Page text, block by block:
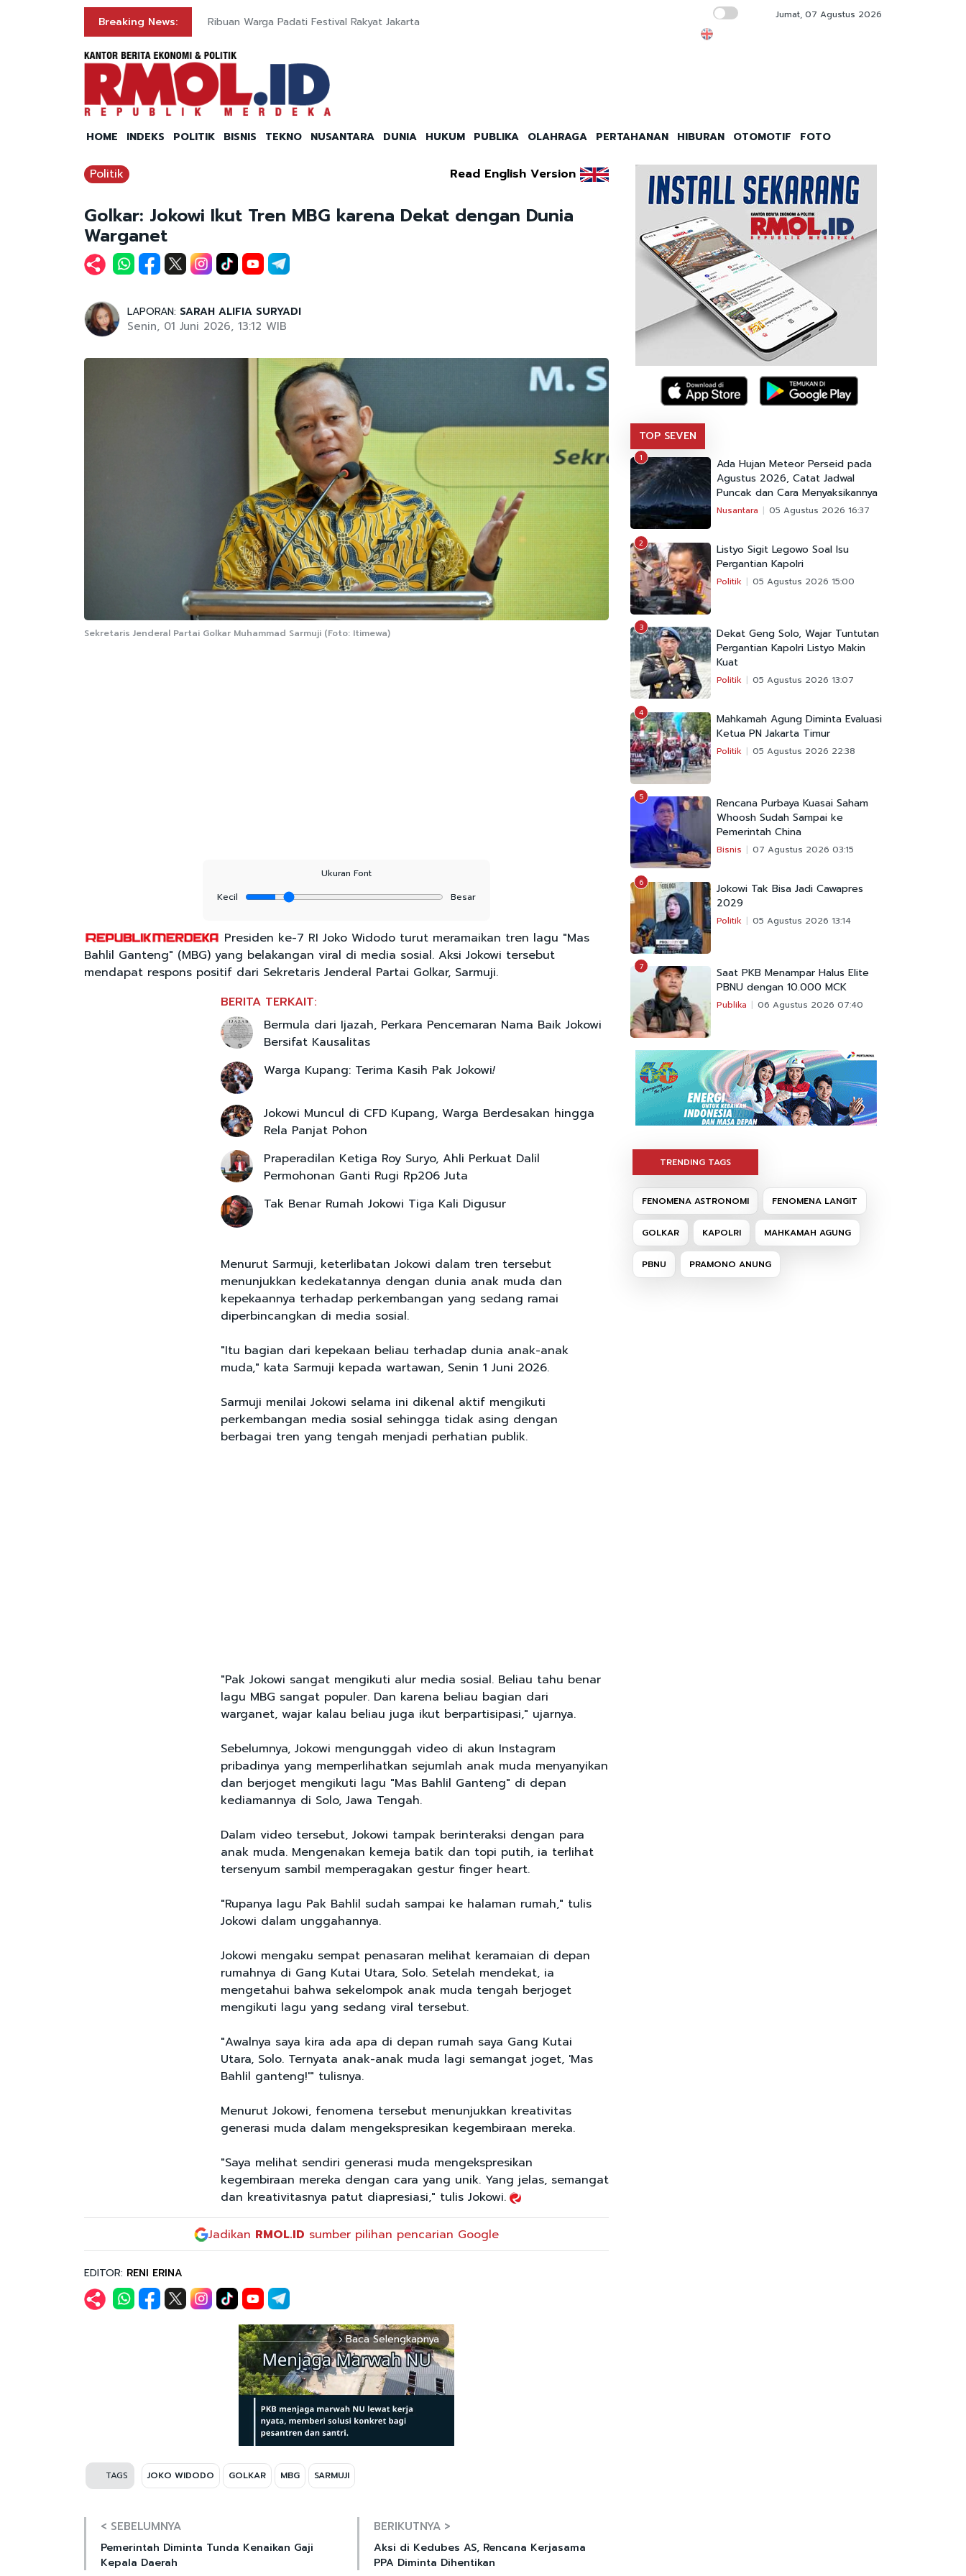
Breaking News: Ribuan Warga Padati Festival Rakyat Jakarta Kontraktor Minta Pemerintah Beri
Jumat, 07 Agustus 2026
HOME INDEKS POLITIK BISNIS TEKNO NUSANTARA DUNIA HUKUM PUBLIKA OLAHRAGA PERTAHANAN HIBURAN OTOMOTIF FOTO
Politik Read English Version
Golkar: Jokowi Ikut Tren MBG karena Dekat dengan Dunia
Warganet
LAPORAN: SARAH ALIFIA SURYADI
Senin, 01 Juni 2026, 13:12 WIB
Sekretaris Jenderal Partai Golkar Muhammad Sarmuji (Foto: Itimewa)
Ukuran Font
Kecil
Besar
Presiden ke-7 RI Joko Widodo turut meramaikan tren lagu "Mas
Bahlil Ganteng" (MBG) yang belakangan viral di media sosial. Aksi Jokowi tersebut
mendapat respons positif dari Sekretaris Jenderal Partai Golkar, Sarmuji.
BERITA TERKAIT:
Bermula dari Ijazah, Perkara Pencemaran Nama Baik Jokowi
Bersifat Kausalitas
Warga Kupang: Terima Kasih Pak Jokowi!
Jokowi Muncul di CFD Kupang, Warga Berdesakan hingga
Rela Panjat Pohon
Praperadilan Ketiga Roy Suryo, Ahli Perkuat Dalil
Permohonan Ganti Rugi Rp206 Juta
Tak Benar Rumah Jokowi Tiga Kali Digusur
Menurut Sarmuji, keterlibatan Jokowi dalam tren tersebut
menunjukkan kedekatannya dengan dunia anak muda dan
kepekaannya terhadap perkembangan yang sedang ramai
diperbincangkan di media sosial.
"Itu bagian dari kepekaan beliau terhadap dunia anak-anak
muda," kata Sarmuji kepada wartawan, Senin 1 Juni 2026.
Sarmuji menilai Jokowi selama ini dikenal aktif mengikuti
perkembangan media sosial sehingga tidak asing dengan
berbagai tren yang tengah menjadi perhatian publik.
"Pak Jokowi sangat mengikuti alur media sosial. Beliau tahu benar
lagu MBG sangat populer. Dan karena beliau bagian dari
warganet, wajar kalau beliau juga ikut berpartisipasi," ujarnya.
Sebelumnya, Jokowi mengunggah video di akun Instagram
pribadinya yang memperlihatkan sejumlah anak muda menyanyikan
dan berjoget mengikuti lagu "Mas Bahlil Ganteng" di depan
kediamannya di Solo, Jawa Tengah.
Dalam video tersebut, Jokowi tampak berinteraksi dengan para
anak muda. Mengenakan kemeja batik dan topi putih, ia terlihat
tersenyum sambil memperagakan gestur finger heart.
"Rupanya lagu Pak Bahlil sudah sampai ke halaman rumah," tulis
Jokowi dalam unggahannya.
Jokowi mengaku sempat penasaran melihat keramaian di depan
rumahnya di Gang Kutai Utara, Solo. Setelah mendekat, ia
mengetahui bahwa sekelompok anak muda tengah berjoget
mengikuti lagu yang sedang viral tersebut.
"Awalnya saya kira ada apa di depan rumah saya Gang Kutai
Utara, Solo. Ternyata anak-anak muda lagi semangat joget, 'Mas
Bahlil ganteng!'" tulisnya.
Menurut Jokowi, fenomena tersebut menunjukkan kreativitas
generasi muda dalam mengekspresikan kegembiraan mereka.
"Saya melihat sendiri generasi muda mengekspresikan
kegembiraan mereka dengan cara yang unik. Yang jelas, semangat
dan kreativitasnya patut diapresiasi," tulis Jokowi.
Jadikan RMOL.ID sumber pilihan pencarian Google
EDITOR: RENI ERINA
arrow_forward_ios Baca Selengkapnya
TAGS JOKO WIDODO GOLKAR MBG SARMUJI
< SEBELUMNYA
Pemerintah Diminta Tunda Kenaikan Gaji
Kepala Daerah
BERIKUTNYA >
Aksi di Kedubes AS, Rencana Kerjasama
PPA Diminta Dihentikan
TOP SEVEN
1
Ada Hujan Meteor Perseid pada
Agustus 2026, Catat Jadwal
Puncak dan Cara Menyaksikannya
Nusantara 05 Agustus 2026 16:37
2
Listyo Sigit Legowo Soal Isu
Pergantian Kapolri
Politik 05 Agustus 2026 15:00
3
Dekat Geng Solo, Wajar Tuntutan
Pergantian Kapolri Listyo Makin
Kuat
Politik 05 Agustus 2026 13:07
4
Mahkamah Agung Diminta Evaluasi
Ketua PN Jakarta Timur
Politik 05 Agustus 2026 22:38
5
Rencana Purbaya Kuasai Saham
Whoosh Sudah Sampai ke
Pemerintah China
Bisnis 07 Agustus 2026 03:15
6
Jokowi Tak Bisa Jadi Cawapres
2029
Politik 05 Agustus 2026 13:14
7
Saat PKB Menampar Halus Elite
PBNU dengan 10.000 MCK
Publika 06 Agustus 2026 07:40
TRENDING TAGS
FENOMENA ASTRONOMI FENOMENA LANGIT
GOLKAR KAPOLRI MAHKAMAH AGUNG
PBNU PRAMONO ANUNG